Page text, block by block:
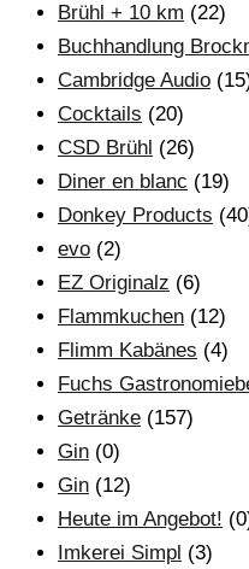
Brühl + 10 km (22)
Buchhandlung
Cambridge Audio
Cocktails (20)
CSD Brühl (26)
Diner en blanc (19)
Donkey Products
evo (2)
EZ Originalz (6)
Flammkuchen (12)
Flimm Kabänes (4)
Fuchs
Getränke (157)
Gin (0)
Gin (12)
Heute im Angebot!
Imkerei Simpl (3)